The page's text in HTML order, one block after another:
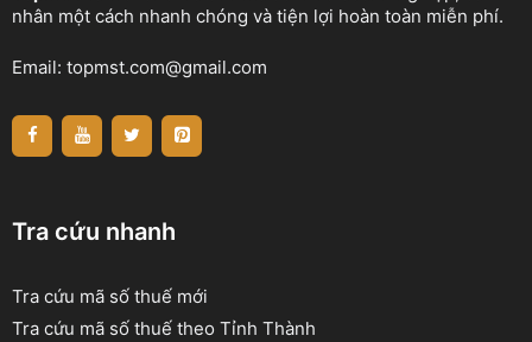
nhân một cách nhanh chóng và tiện lợi hoàn toàn miễn phí.
Email: topmst.com@gmail.com
Tra cứu nhanh
Tra cứu mã số thuế mới
Tra cứu mã số thuế theo Tỉnh Thành